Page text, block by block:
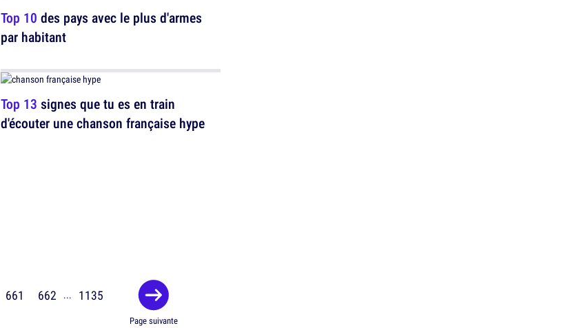
Top 10 des pays avec le plus d'armes
par habitant
Top 13 signes que tu es en train
d'écouter une chanson française hype
661 662 ... 1135
Page suivante